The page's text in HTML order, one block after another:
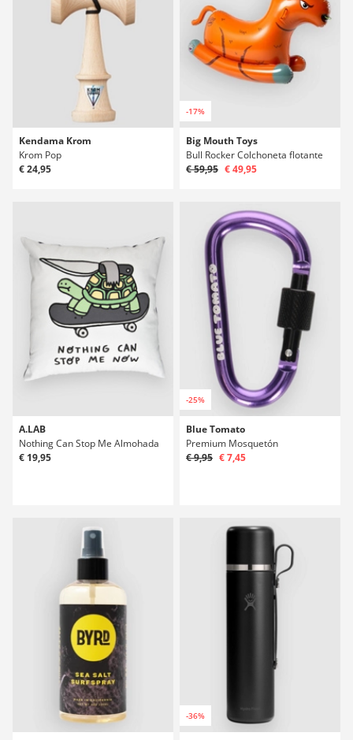
Kendama Krom
Krom Pop
€ 24,95
-17%
Big Mouth Toys
Bull Rocker Colchoneta flotante
€ 59,95 € 49,95
A.LAB
Nothing Can Stop Me Almohada
€ 19,95
-25%
Blue Tomato
Premium Mosquetón
€ 9,95 € 7,45
-36%